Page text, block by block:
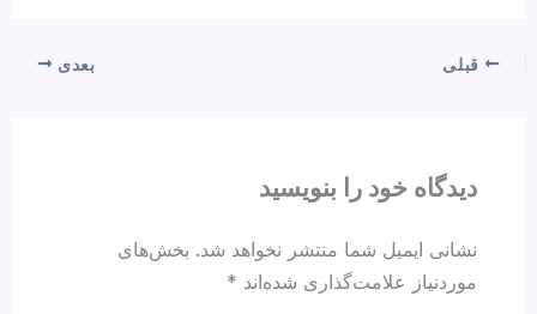
e
o
k
p
قبلی بعدی
دیدگاه‌ خود را بنویسید
نشانی ایمیل شما منتشر نخواهد شد. بخش‌های
موردنیاز علامت‌گذاری شده‌اند *